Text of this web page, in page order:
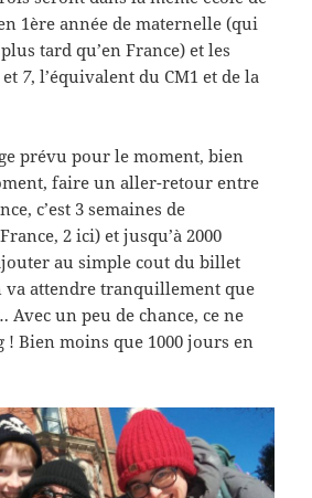
1ère année de maternelle (qui
tard qu’en France) et les
et 7, l’équivalent du CM1 et de la
prévu pour le moment, bien
faire un aller-retour entre
c’est 3 semaines de
2 ici) et jusqu’à 2000
au simple cout du billet
va attendre tranquillement que
Avec un peu de chance, ce ne
! Bien moins que 1000 jours en